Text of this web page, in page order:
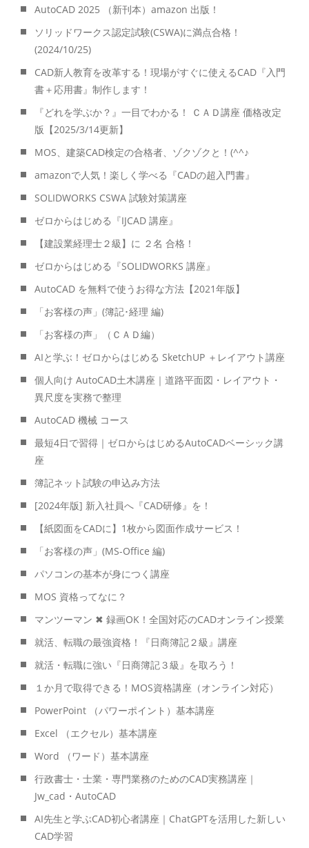
AutoCAD 2025 （新刊本）amazon 出版！
ソリッドワークス認定試験(CSWA)に満点合格！
(2024/10/25)
CAD新人教育を改革する！現場がすぐに使えるCAD『入門
書＋応用書』制作します！
『どれを学ぶか？』一目でわかる！ ＣＡＤ講座 価格改定
版【2025/3/14更新】
MOS、建築CAD検定の合格者、ゾクゾクと！(^^♪
amazonで人気！楽しく学べる『CADの超入門書』
SOLIDWORKS CSWA 試験対策講座
ゼロからはじめる『IJCAD 講座』
【建設業経理士２級】に ２名 合格！
ゼロからはじめる『SOLIDWORKS 講座』
AutoCAD を無料で使うお得な方法【2021年版】
「お客様の声」(簿記･経理 編)
「お客様の声」（ＣＡＤ編）
AIと学ぶ！ゼロからはじめる SketchUP ＋レイアウト講座
個人向け AutoCAD土木講座｜道路平面図・レイアウト・
異尺度を実務で整理
AutoCAD 機械 コース
最短4日で習得｜ゼロからはじめるAutoCADベーシック講
座
簿記ネット試験の申込み方法
[2024年版] 新入社員へ『CAD研修』を！
【紙図面をCADに】1枚から図面作成サービス！
「お客様の声」(MS-Office 編)
パソコンの基本が身につく講座
MOS 資格ってなに？
マンツーマン ✖ 録画OK！全国対応のCADオンライン授業
就活、転職の最強資格！『日商簿記２級』講座
就活・転職に強い『日商簿記３級』を取ろう！
１か月で取得できる！MOS資格講座（オンライン対応）
PowerPoint （パワーポイント）基本講座
Excel （エクセル）基本講座
Word （ワード）基本講座
行政書士・士業・専門業務のためのCAD実務講座｜
Jw_cad・AutoCAD
AI先生と学ぶCAD初心者講座｜ChatGPTを活用した新しい
CAD学習